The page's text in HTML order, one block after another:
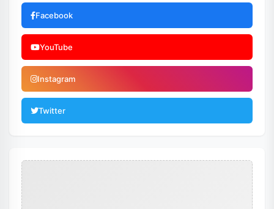
Facebook
YouTube
Instagram
Twitter